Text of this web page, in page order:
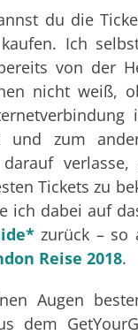
du die
Ich
von der
nicht weiß,
und zum
Tickets zu
ich dabei auf
zurück – so
Reise 2018.
Augen
dem